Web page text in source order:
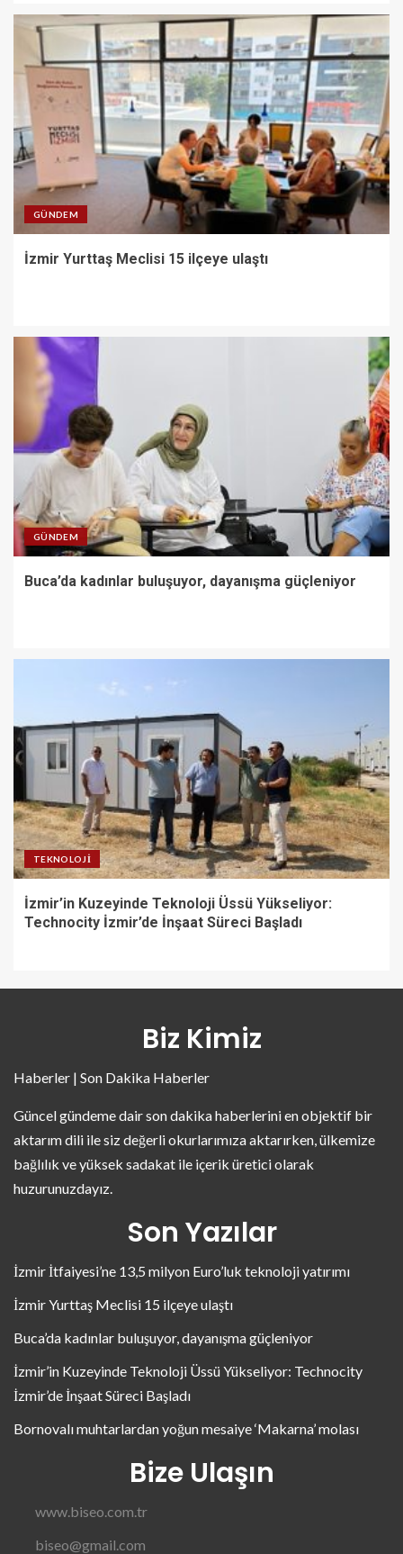
GÜNDEM
İzmir Yurttaş Meclisi 15 ilçeye ulaştı
GÜNDEM
Buca’da kadınlar buluşuyor, dayanışma güçleniyor
TEKNOLOJI
İzmir’in Kuzeyinde Teknoloji Üssü Yükseliyor:
Technocity İzmir’de İnşaat Süreci Başladı
Biz Kimiz
Haberler | Son Dakika Haberler
Güncel gündeme dair son dakika haberlerini en objektif bir
aktarım dili ile siz değerli okurlarımıza aktarırken, ülkemize
bağlılık ve yüksek sadakat ile içerik üretici olarak
huzurunuzdayız.
Son Yazılar
İzmir İtfaiyesi’ne 13,5 milyon Euro’luk teknoloji yatırımı
İzmir Yurttaş Meclisi 15 ilçeye ulaştı
Buca’da kadınlar buluşuyor, dayanışma güçleniyor
İzmir’in Kuzeyinde Teknoloji Üssü Yükseliyor: Technocity
İzmir’de İnşaat Süreci Başladı
Bornovalı muhtarlardan yoğun mesaiye ‘Makarna’ molası
Bize Ulaşın
www.biseo.com.tr
biseo@gmail.com